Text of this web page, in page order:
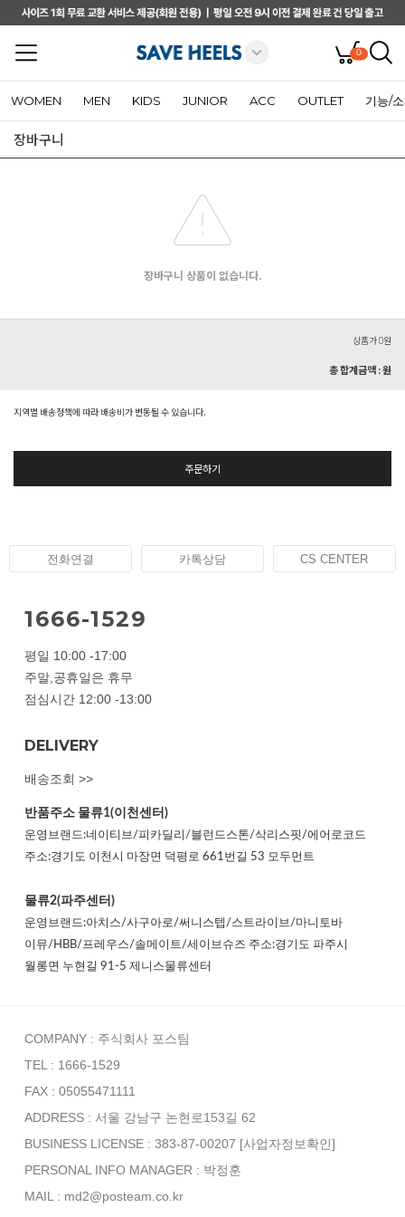
0
WOMEN MEN KIDS JUNIOR ACC OUTLET 기능/
장바구니
장바구니 상품이 없습니다.
상품가 0원
총 합계금액 :원
지역별 배송정책에 따라 배송비가 변동될 수 있습니다.
주문하기
전화연결 카톡상담 CS CENTER
1666-1529
평일 10:00 -17:00
주말,공휴일은 휴무
점심시간 12:00 -13:00
DELIVERY
배송조회 >>
반품주소 물류1(이천센터)
운영브랜드:네이티브/피카딜리/블런드스톤/삭리스핏/에어로코드
주소:경기도 이천시 마장면 덕평로 661번길 53 모두먼트
물류2(파주센터)
운영브랜드:아치스/사구아로/써니스텝/스트라이브/마니토바
이뮤/HBB/프레우스/솔메이트/세이브슈즈 주소:경기도 파주시
월롱면 누현길 91-5 제니스물류센터
COMPANY : 주식회사 포스팀
TEL : 1666-1529
FAX : 05055471111
ADDRESS : 서울 강남구 논현로153길 62
BUSINESS LICENSE : 383-87-00207 [사업자정보확인]
PERSONAL INFO MANAGER : 박정훈
MAIL : md2@posteam.co.kr